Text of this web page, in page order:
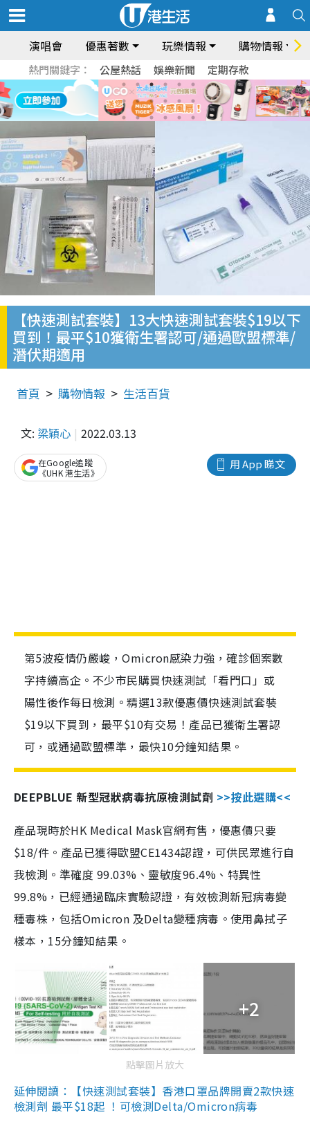
演唱會 優惠著數 玩樂情報 購物情報
熱門關鍵字： 公屋熱話 娛樂新聞 定期存款
【快速測試套裝】13大快速測試套裝$19以下
買到！最平$10獲衛生署認可/通過歐盟標準/
潛伏期適用
首頁 購物情報 生活百貨
文: 梁穎心 2022.03.13
用 App 睇文
在Google追蹤
《UHK 港生活》
第5波疫情仍嚴峻，Omicron感染力強，確診個案數
字持續高企。不少市民購買快速測試「看門口」或
陽性後作每日檢測。精選13款優惠價快速測試套裝
$19以下買到，最平$10有交易！產品已獲衛生署認
可，或通過歐盟標準，最快10分鐘知結果。
DEEPBLUE 新型冠狀病毒抗原檢測試劑 >>按此選購<<
產品現時於HK Medical Mask官網有售，優惠價只要
$18/件。產品已獲得歐盟CE1434認證，可供民眾進行自
我檢測。準確度 99.03%、靈敏度96.4%、特異性
99.8%，已經通過臨床實驗認證，有效檢測新冠病毒變
種毒株，包括Omicron 及Delta變種病毒。使用鼻拭子
樣本，15分鐘知結果。
+2
點擊圖片放大
延伸閱讀：【快速測試套裝】香港口罩品牌開賣2款快速
檢測劑 最平$18起 ！可檢測Delta/Omicron病毒